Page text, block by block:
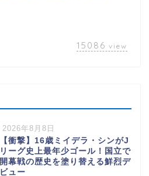
15086 view
2026年8月8日
【衝撃】16歳ミイデラ・シンがJ
リーグ史上最年少ゴール！国立で
開幕戦の歴史を塗り替える鮮烈デ
ビュー